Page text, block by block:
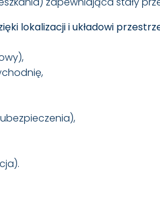
lokalizacji i układowi